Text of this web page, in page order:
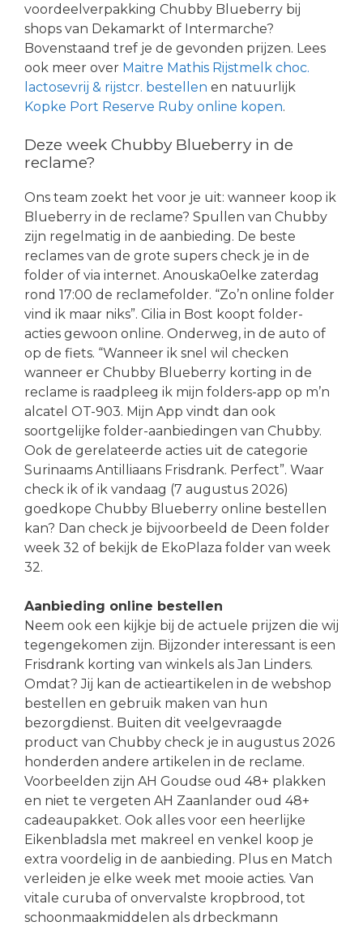
voordeelverpakking Chubby Blueberry bij
shops van Dekamarkt of Intermarche?
Bovenstaand tref je de gevonden prijzen. Lees
ook meer over Maitre Mathis Rijstmelk choc.
lactosevrij & rijstcr. bestellen en natuurlijk
Kopke Port Reserve Ruby online kopen.
Deze week Chubby Blueberry in de
reclame?
Ons team zoekt het voor je uit: wanneer koop ik
Blueberry in de reclame? Spullen van Chubby
zijn regelmatig in de aanbieding. De beste
reclames van de grote supers check je in de
folder of via internet. Anouska0elke zaterdag
rond 17:00 de reclamefolder. “Zo’n online folder
vind ik maar niks”. Cilia in Bost koopt folder-
acties gewoon online. Onderweg, in de auto of
op de fiets. “Wanneer ik snel wil checken
wanneer er Chubby Blueberry korting in de
reclame is raadpleeg ik mijn folders-app op m’n
alcatel OT-903. Mijn App vindt dan ook
soortgelijke folder-aanbiedingen van Chubby.
Ook de gerelateerde acties uit de categorie
Surinaams Antilliaans Frisdrank. Perfect”. Waar
check ik of ik vandaag (7 augustus 2026)
goedkope Chubby Blueberry online bestellen
kan? Dan check je bijvoorbeeld de Deen folder
week 32 of bekijk de EkoPlaza folder van week
32.
Aanbieding online bestellen
Neem ook een kijkje bij de actuele prijzen die wij
tegengekomen zijn. Bijzonder interessant is een
Frisdrank korting van winkels als Jan Linders.
Omdat? Jij kan de actieartikelen in de webshop
bestellen en gebruik maken van hun
bezorgdienst. Buiten dit veelgevraagde
product van Chubby check je in augustus 2026
honderden andere artikelen in de reclame.
Voorbeelden zijn AH Goudse oud 48+ plakken
en niet te vergeten AH Zaanlander oud 48+
cadeaupakket. Ook alles voor een heerlijke
Eikenbladsla met makreel en venkel koop je
extra voordelig in de aanbieding. Plus en Match
verleiden je elke week met mooie acties. Van
vitale curuba of onvervalste kropbrood, tot
schoonmaakmiddelen als drbeckmann